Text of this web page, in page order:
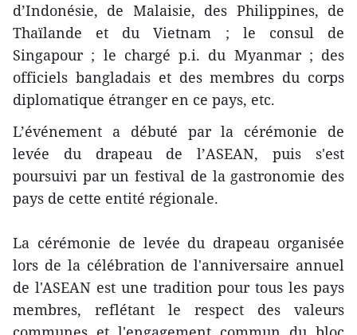
d’Indonésie, de Malaisie, des Philippines, de
Thaïlande et du Vietnam ; le consul de
Singapour ; le chargé p.i. du Myanmar ; des
officiels bangladais et des membres du corps
diplomatique étranger en ce pays, etc.
L’événement a ​débuté par la cérémonie de
levée du drapeau de l’ASEAN, puis s'est
poursuivi par un festival de la gastronomie des
pays de cette entité régionale.
La cérémonie de levée du drapeau organisée
lors de la célébration de l'anniversaire annuel
de l'ASEAN est une tradition pour tous les pays
membres, reflétant le respect des valeurs